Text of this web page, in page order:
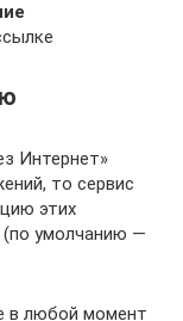
Интернет»
то сервис
этих
(по умолчанию —
в любой момент